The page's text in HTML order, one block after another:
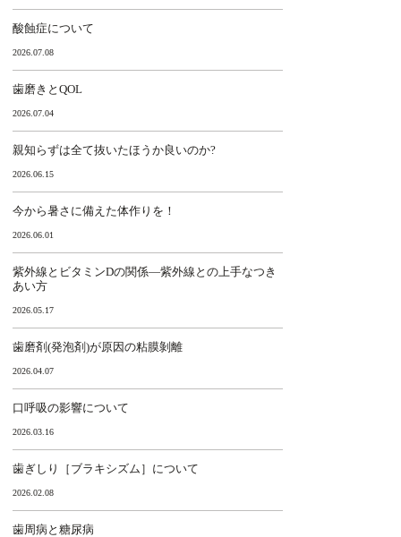
酸蝕症について
2026.07.08
歯磨きとQOL
2026.07.04
親知らずは全て抜いたほうか良いのか?
2026.06.15
今から暑さに備えた体作りを！
2026.06.01
紫外線とビタミンDの関係―紫外線との上手なつき
あい方
2026.05.17
歯磨剤(発泡剤)が原因の粘膜剝離
2026.04.07
口呼吸の影響について
2026.03.16
歯ぎしり［ブラキシズム］について
2026.02.08
歯周病と糖尿病